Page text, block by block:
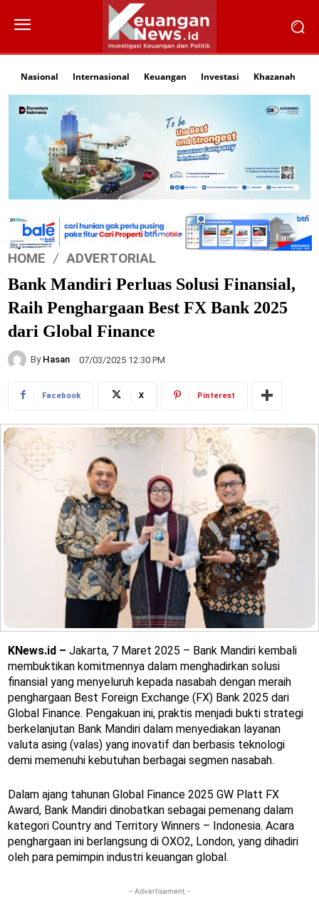
Nasional Internasional Keuangan Investasi Khazanah
HOME ADVERTORIAL
Bank Mandiri Perluas Solusi Finansial,
Raih Penghargaan Best FX Bank 2025
dari Global Finance
By Hasan 07/03/2025 12:30 PM
Facebook X Pinterest
KNews.id – Jakarta, 7 Maret 2025 – Bank Mandiri kembali
membuktikan komitmennya dalam menghadirkan solusi
finansial yang menyeluruh kepada nasabah dengan meraih
penghargaan Best Foreign Exchange (FX) Bank 2025 dari
Global Finance. Pengakuan ini, praktis menjadi bukti strategi
berkelanjutan Bank Mandiri dalam menyediakan layanan
valuta asing (valas) yang inovatif dan berbasis teknologi
demi memenuhi kebutuhan berbagai segmen nasabah.
Dalam ajang tahunan Global Finance 2025 GW Platt FX
Award, Bank Mandiri dinobatkan sebagai pemenang dalam
kategori Country and Territory Winners – Indonesia. Acara
penghargaan ini berlangsung di OXO2, London, yang dihadiri
oleh para pemimpin industri keuangan global.
- Advertisement -